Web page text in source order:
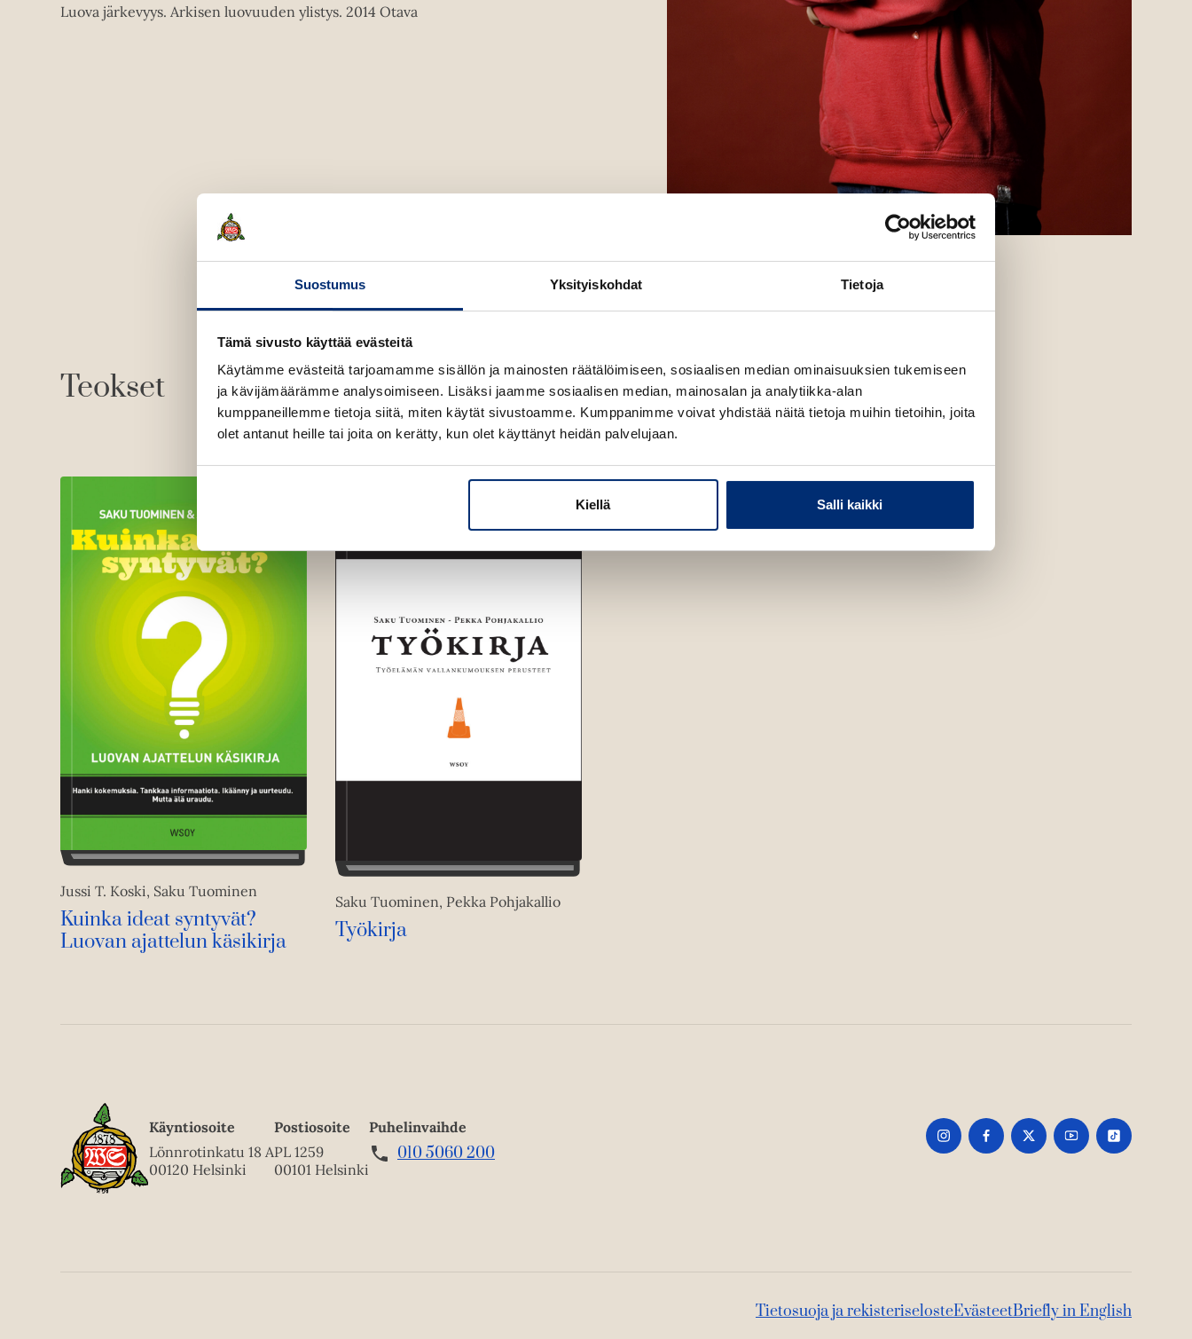
Suostumus Yksityiskohdat Tietoja
Tämä sivusto käyttää evästeitä
Käytämme evästeitä tarjoamamme sisällön ja mainosten räätälöimiseen, sosiaalisen median ominaisuuksien tukemiseen
ja kävijämäärämme analysoimiseen. Lisäksi jaamme sosiaalisen median, mainosalan ja analytiikka-alan
kumppaneillemme tietoja siitä, miten käytät sivustoamme. Kumppanimme voivat yhdistää näitä tietoja muihin tietoihin, joita
olet antanut heille tai joita on kerätty, kun olet käyttänyt heidän palvelujaan.
Kiellä Salli kaikki
Luova järkevyys. Arkisen luovuuden ylistys. 2014 Otava
Kuva: Ville Palonen WWW.PALONEN.FI
Teokset
Jussi T. Koski, Saku Tuominen
Kuinka ideat syntyvät?
Luovan ajattelun käsikirja
Saku Tuominen, Pekka Pohjakallio
Työkirja
Käyntiosoite
Lönnrotinkatu 18 A
00120 Helsinki
Postiosoite
PL 1259
00101 Helsinki
Puhelinvaihde
010 5060 200
Tietosuoja ja rekisteriselosteEvästeetBriefly in English